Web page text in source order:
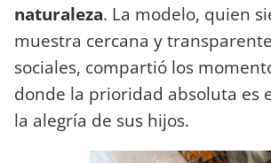
naturaleza. La modelo, quien
muestra cercana y
sociales, compartió los
donde la prioridad absoluta es
la alegría de sus hijos.